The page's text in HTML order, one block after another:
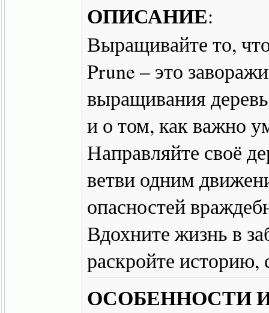
ОПИСАНИЕ:
Выращивайте то,
Prune – это
выращивания
и о том, как важно
Направляйте своё
ветви одним
опасностей
Вдохните жизнь в
раскройте историю,
ОСОБЕННОСТИ